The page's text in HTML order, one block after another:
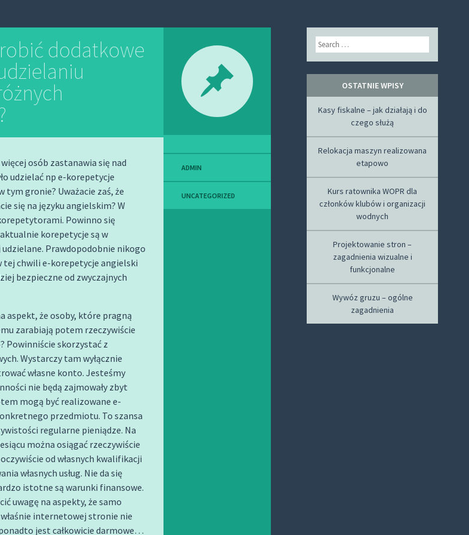
dodatkowe
osób zastanawia się nad
udzielać np e-korepetycje
tym gronie? Uważacie zaś, że
się na języku angielskim? W
Powinno się
korepetycje są w
Prawdopodobnie nikogo
tej chwili e-korepetycje angielski
bezpieczne od zwyczajnych
aspekt, że osoby, które pragną
zarabiają potem rzeczywiście
Powinniście skorzystać z
Wystarczy tam wyłącznie
własne konto. Jesteśmy
nie będą zajmowały zbyt
mogą być realizowane e-
przedmiotu. To szansa
regularne pieniądze. Na
można osiągać rzeczywiście
od własnych kwalifikacji
własnych usług. Nie da się
istotne są warunki finansowe.
uwagę na aspekty, że samo
internetowej stronie nie
jest całkowicie darmowe…
ADMIN
UNCATEGORIZED
Search
OSTATNIE WPISY
Kasy fiskalne – jak działają i do
czego służą
Relokacja maszyn realizowana
etapowo
Kurs ratownika WOPR dla
członków klubów i organizacji
wodnych
Projektowanie stron –
zagadnienia wizualne i
funkcjonalne
Wywóz gruzu – ogólne
zagadnienia